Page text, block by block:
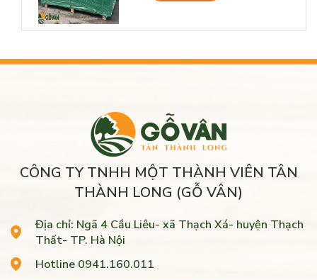
CÔNG TY TNHH MỘT THÀNH VIÊN TÂN
THÀNH LONG (GỖ VÂN)
Địa chỉ: Ngã 4 Cầu Liêu- xã Thạch Xá- huyện Thạch
Thất- TP. Hà Nội
Hotline 0941.160.011